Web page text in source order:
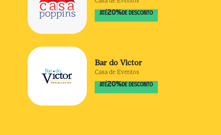
ATÉ20% DE DESCONTO
Bar do Victor
Casa de Eventos
ATÉ20% DE DESCONTO